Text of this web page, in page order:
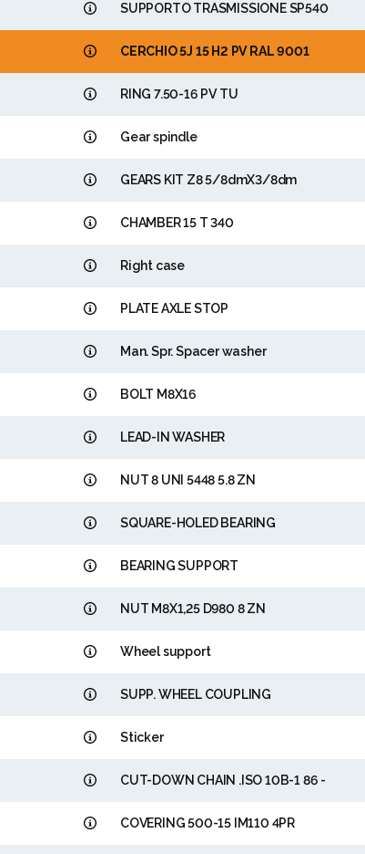
SUPPORTO TRASMISSIONE SP540
CERCHIO 5J 15 H2 PV RAL 9001
RING 7.50-16 PV TU
Gear spindle
GEARS KIT Z8 5/8dmX3/8dm
CHAMBER 15 T 340
Right case
PLATE AXLE STOP
Man. Spr. Spacer washer
BOLT M8X16
LEAD-IN WASHER
NUT 8 UNI 5448 5.8 ZN
SQUARE-HOLED BEARING
BEARING SUPPORT
NUT M8X1,25 D980 8 ZN
Wheel support
SUPP. WHEEL COUPLING
Sticker
CUT-DOWN CHAIN .ISO 10B-1 86 -
COVERING 500-15 IM110 4PR